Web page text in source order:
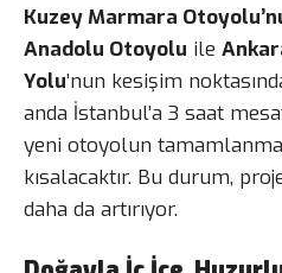
Kuzey Marmara
Anadolu Otoyolu ile
Yolu’nun kesişim
anda İstanbul’a 3 saat
yeni otoyolun
kısalacaktır. Bu durum,
daha da artırıyor.